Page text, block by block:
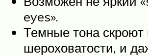
eyes».
Темные тона скроют
шероховатости, и